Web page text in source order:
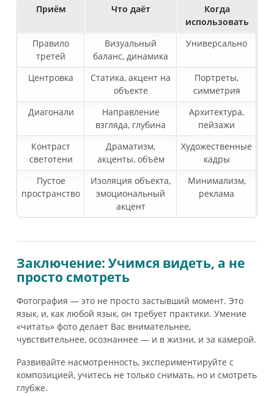
Приём Что даёт
Когда
использовать
Правило
третей
Визуальный
баланс, динамика
Универсально
Центровка
Статика, акцент на
объекте
Портреты,
симметрия
Диагонали
Направление
взгляда, глубина
Архитектура,
пейзажи
Контраст
светотени
Драматизм,
акценты, объём
Художественные
кадры
Пустое
пространство
Изоляция объекта,
эмоциональный
акцент
Минимализм,
реклама
Заключение: Учимся видеть, а не
просто смотреть
Фотография — это не просто застывший момент. Это
язык, и, как любой язык, он требует практики. Умение
«читать» фото делает Вас внимательнее,
чувствительнее, осознаннее — и в жизни, и за камерой.
Развивайте насмотренность, экспериментируйте с
композицией, учитесь не только снимать, но и смотреть
глубже.